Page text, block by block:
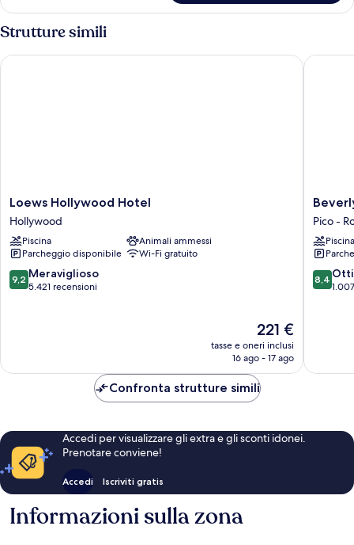
View)
1
king
Boulevard
Strutture simili
Loews
Hollywood
Hotel
Hollywood
Loews Hollywood Hotel
Hollywood
Piscina
Animali ammessi
Parcheggio disponibile
Wi-Fi gratuito
9.2
su
9,2 Meraviglioso
5.421 recensioni
Il
prezzo
attuale
221 €
221 €
tasse e oneri inclusi
16 ago - 17 ago
Loews Hollywood Hotel
Beverly
Hills
Marriott
Pico
-
Pico -
Piscina
8.4
su
8,4
Beverly
Confronta strutture simili
Accedi per visualizzare gli extra e gli sconti idonei.
Prenotare conviene!
Accedi Iscriviti gratis
Informazioni sulla zona